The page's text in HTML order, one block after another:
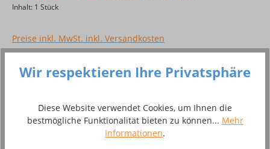
Inhalt: 1 Stück
Preise inkl. MwSt. inkl. Versandkosten
Zum Merkzettel hinzufügen
Wir respektieren Ihre Privatsphäre
Diese Website verwendet Cookies, um Ihnen die
bestmögliche Funktionalität bieten zu können... Mehr
Informationen.